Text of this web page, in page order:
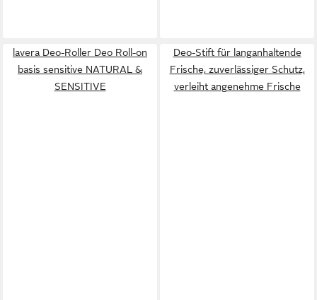
lavera Deo-Roller Deo Roll-on
basis sensitive NATURAL &
SENSITIVE
Deo-Stift für langanhaltende
Frische, zuverlässiger Schutz,
verleiht angenehme Frische